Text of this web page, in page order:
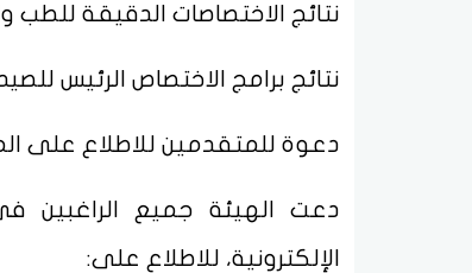
نتائج الاختصاصات الدقيقة للطب
نتائج برامج الاختصاص الرئيس للصيدلة
دعوة للمتقدمين للاطلاع على
دعت الهيئة جميع الراغبين
الإلكترونية، للاطلاع على: